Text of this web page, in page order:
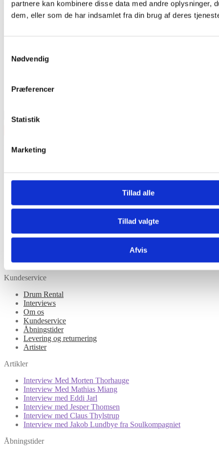
partnere kan kombinere disse data med andre oplysninger,
dem, eller som de har indsamlet fra din brug af deres
Nødvendig
Præferencer
Statistik
Marketing
Tillad alle
Tillad valgte
Afvis
Tilmeld nyhedsbrev
Modtag nyheder på mail når vi har nye varer eller konkurrencer.
Kategorier
Lilletrommer
Børn
Eltrommer
Tangenter
Kundeservice
Drum Rental
Interviews
Om os
Kundeservice
Åbningstider
Levering og returnering
Artister
Artikler
Interview Med Morten Thorhauge
Interview Med Mathias Miang
Interview med Eddi Jarl
Interview med Jesper Thomsen
Interview med Claus Thylstrup
Interview med Jakob Lundbye fra Soulkompagniet
Åbningstider